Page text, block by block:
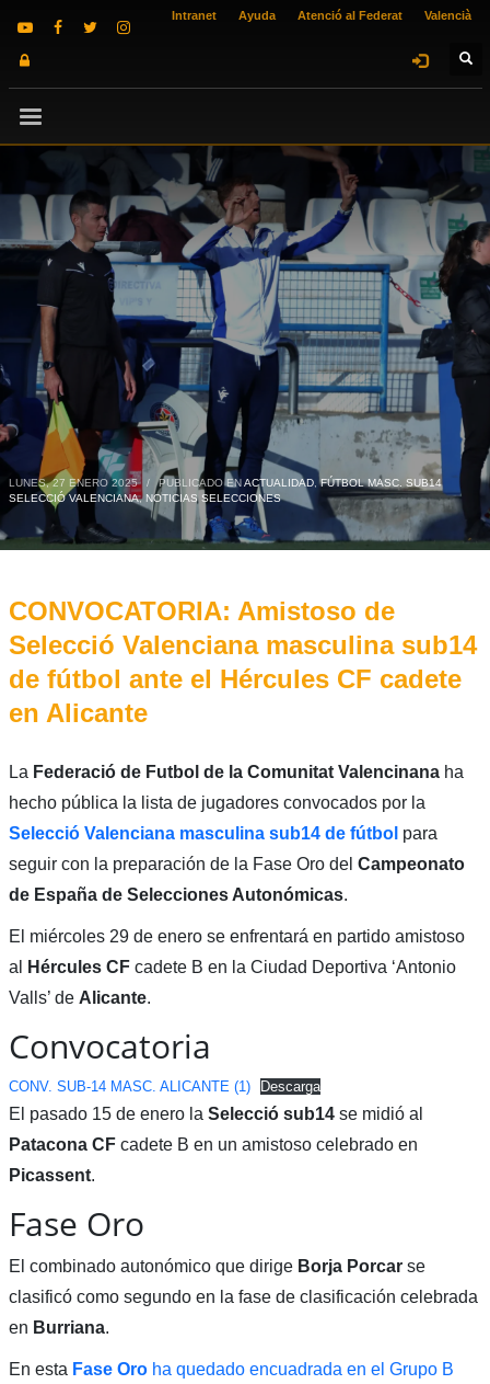
Intranet Ayuda Atenció al Federat Valencià
LUNES, 27 ENERO 2025 / PUBLICADO ENACTUALIDAD,FÚTBOL MASC. SUB14
SELECCIÓ VALENCIANA, NOTICIAS SELECCIONES
CONVOCATORIA: Amistoso de
Selecció Valenciana masculina sub14
de fútbol ante el Hércules CF cadete
en Alicante
La Federació de Futbol de la Comunitat Valencinana ha
hecho pública la lista de jugadores convocados por la
Selecció Valenciana masculina sub14 de fútbol para
seguir con la preparación de la Fase Oro del Campeonato
de España de Selecciones Autonómicas.
El miércoles 29 de enero se enfrentará en partido amistoso
al
Hércules CFcadete B en la Ciudad Deportiva ‘Antonio
Valls’ de Alicante.
Convocatoria
CONV. SUB-14 MASC. ALICANTE (1) Descarga
El pasado 15 de enero la Selecció sub14 se midió al
Patacona CFcadete B en un amistoso celebrado en
Picassent.
Fase Oro
El combinado autonómico que dirige Borja Porcarse
clasificó como segundo en la fase de clasificación celebrada
en Burriana.
En esta Fase Oro ha quedado encuadrada en el Grupo B